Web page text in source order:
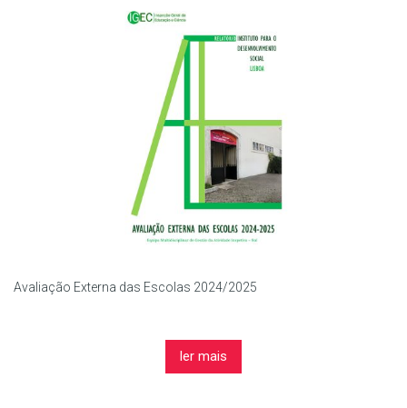
Avaliação Externa das Escolas 2024/2025
ler mais